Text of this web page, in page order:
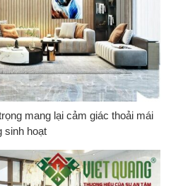
mang lại cảm giác thoải mái
sinh hoạt